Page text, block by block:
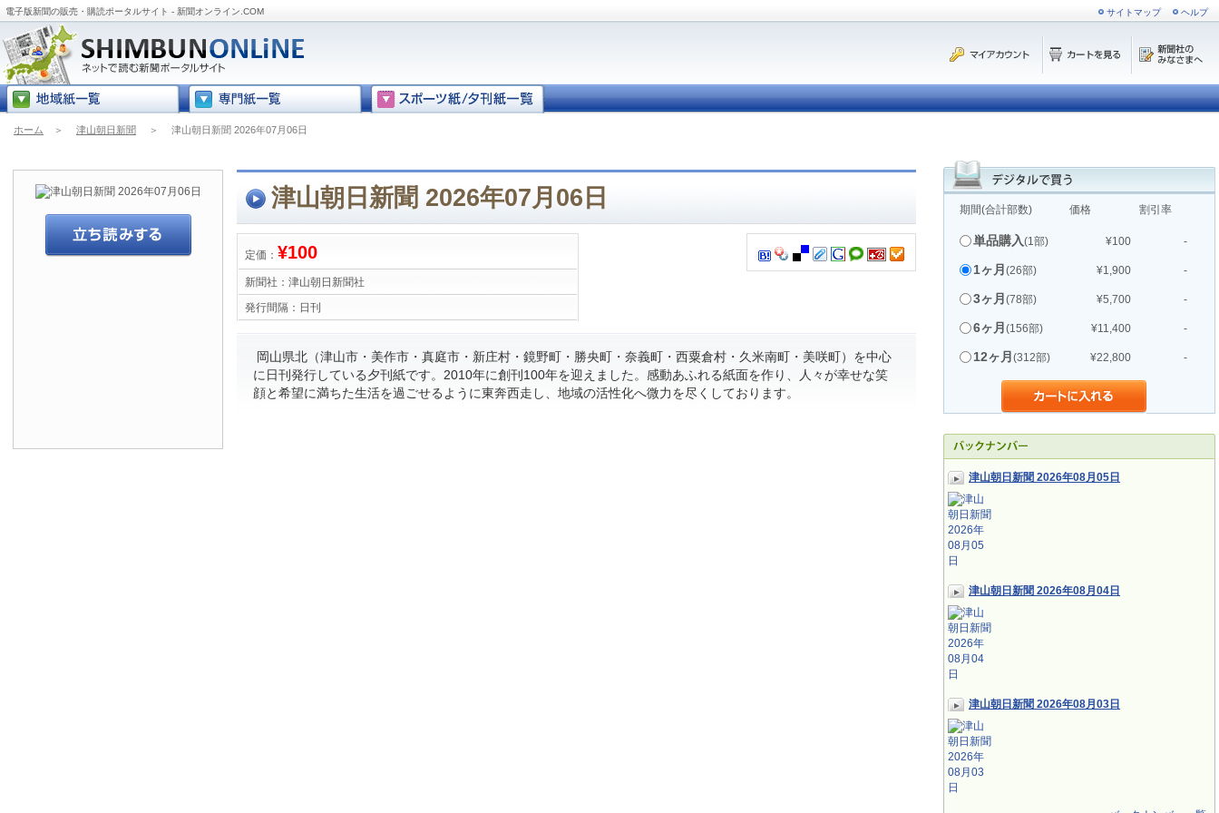
電子版新聞の販売・購読ポータルサイト - 新聞オンライン.COM サイトマップ ヘルプ
ホーム ＞ 津山朝日新聞 ＞ 津山朝日新聞 2026年07月06日
期間(合計部数) 価格 割引率
単品購入(1部) ¥100 -
1ヶ月 (26部) ¥1,900 -
3ヶ月 (78部) ¥5,700 -
6ヶ月 (156部) ¥11,400 -
12ヶ月 (312部) ¥22,800 -
津山朝日新聞 2026年08月05日
津山朝日新聞 2026年08月04日
津山朝日新聞 2026年08月03日
津山朝日新聞 2026年07月06日
定価： ¥100
新聞社： 津山朝日新聞社
発行間隔： 日刊
岡山県北（津山市・美作市・真庭市・新庄村・鏡野町・勝央町・奈義町・西粟倉村・久米南町・美咲町）を中心
に日刊発行している夕刊紙です。2010年に創刊100年を迎えました。感動あふれる紙面を作り、人々が幸せな笑
顔と希望に満ちた生活を過ごせるように東奔西走し、地域の活性化へ微力を尽くしております。